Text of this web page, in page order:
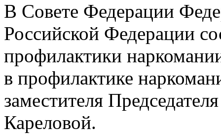
В Совете Федерации
Российской Федерации
профилактики
в профилактике
заместителя
Кареловой.